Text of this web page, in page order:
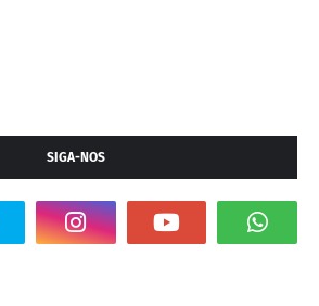
SIGA-NOS